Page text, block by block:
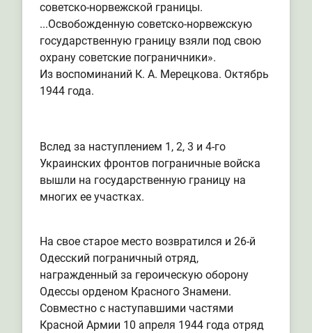
советско-норвежской границы.
...Освобожденную советско-норвежскую
государственную границу взяли под свою
охрану советские пограничники».
Из воспоминаний К. А. Мерецкова. Октябрь
1944 года.
Вслед за наступлением 1, 2, 3 и 4-го
Украинских фронтов пограничные войска
вышли на государственную границу на
многих ее участках.
На свое старое место возвратился и 26-й
Одесский пограничный отряд,
награжденный за героическую оборону
Одессы орденом Красного Знамени.
Совместно с наступавшими частями
Красной Армии 10 апреля 1944 года отряд